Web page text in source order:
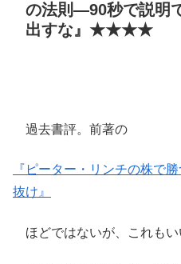
の法則—90秒で説明
出すな』★★★★
過去書評。前著の
『ピーター・リンチの株で
抜け』
ほどではないが、これもい